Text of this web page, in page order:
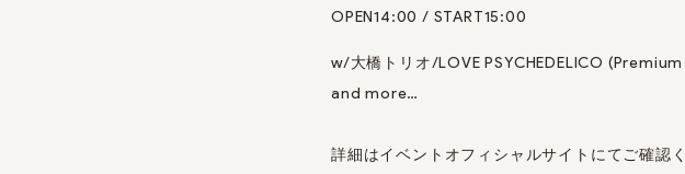
OPEN14:00 / START15:00
w/大橋トリオ/LOVE PSYCHEDELICO
and more…
詳細はイベントオフィシャルサイトにてご確認